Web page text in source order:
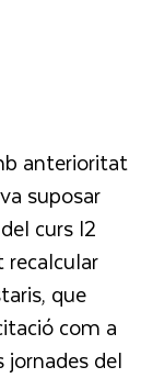
anterioritat
suposar
curs I2
recalcular
que
com a
jornades del